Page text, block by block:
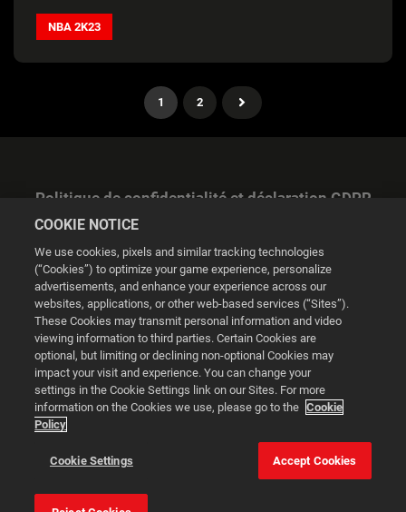
mettant en vedette l'artiste hip-hop lauréat d'un
Grammy Award, J. Cole, ainsi que Bas et Elite de
Dreamville
La bande-son propose des artistes de portée mondiale
tels que Polo G, CKay, Jackson Wang et bien d'autres,
maisons de disques disponibles au fil des Saisons
NBA 2K23
1 2
Politique de confidentialité et déclaration GDPR
Gestion des cookies
© 2026 2K
Powered byOnclusive PR Manager™
Ce site web utilise des cookies pour améliorer votre
expérience de navigation.
COOKIE NOTICE
We use cookies, pixels and similar tracking technologies
(“Cookies”) to optimize your game experience, personalize
advertisements, and enhance your experience across our
websites, applications, or other web-based services (“Sites”).
These Cookies may transmit personal information and video
viewing information to third parties. Certain Cookies are
optional, but limiting or declining non-optional Cookies may
impact your visit and experience. You can change your
settings in the Cookie Settings link on our Sites. For more
information on the Cookies we use, please go to the Cookie
Policy
Cookie Settings Accept Cookies